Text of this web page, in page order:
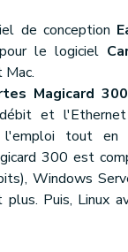
de conception
le logiciel
Mac.
Magicard 300
et
l'emploi tout en
300 est
Windows
Puis, Linux